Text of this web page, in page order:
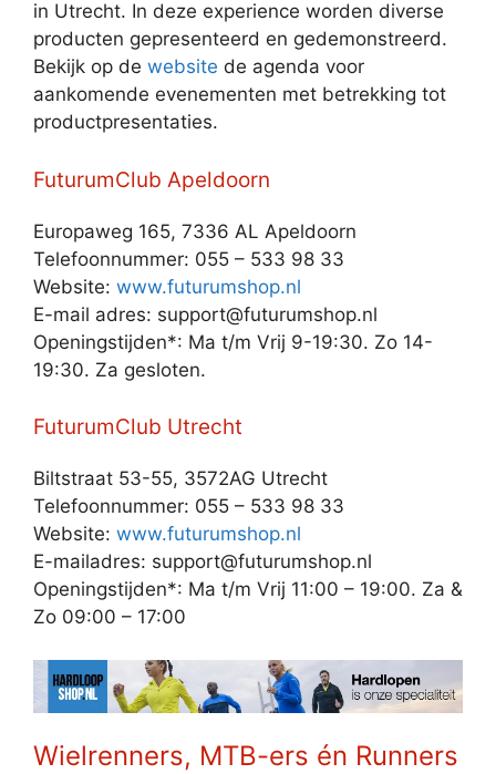
in Utrecht. In deze experience worden diverse
producten gepresenteerd en gedemonstreerd.
Bekijk op de website de agenda voor
aankomende evenementen met betrekking tot
productpresentaties.
FuturumClub Apeldoorn
Europaweg 165, 7336 AL Apeldoorn
Telefoonnummer: 055 – 533 98 33
Website: www.futurumshop.nl
E-mail adres: support@futurumshop.nl
Openingstijden*: Ma t/m Vrij 9-19:30. Zo 14-
19:30. Za gesloten.
FuturumClub Utrecht
Biltstraat 53-55, 3572AG Utrecht
Telefoonnummer: 055 – 533 98 33
Website: www.futurumshop.nl
E-mailadres: support@futurumshop.nl
Openingstijden*: Ma t/m Vrij 11:00 – 19:00. Za &
Zo 09:00 – 17:00
Wielrenners, MTB-ers én Runners